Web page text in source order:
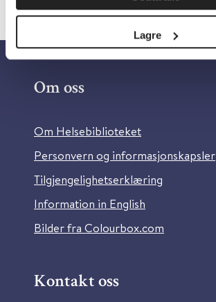
Lagre
Om oss
Om Helsebiblioteket
Personvern og informasjonskapsler
Tilgjengelighetserklæring
Information in English
Bilder fra Colourbox.com
Kontakt oss